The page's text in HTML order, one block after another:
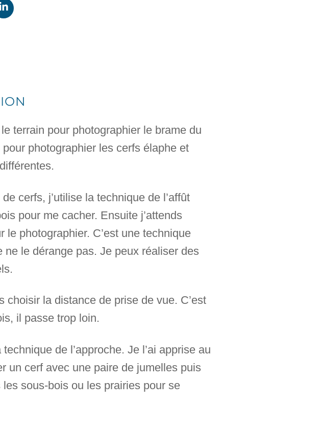
terrain pour photographier le brame du
photographier les cerfs élaphe et
cerfs, j’utilise la technique de l’affût
pour me cacher. Ensuite j’attends
le photographier. C’est une technique
ne le dérange pas. Je peux réaliser des
choisir la distance de prise de vue. C’est
il passe trop loin.
de l’approche. Je l’ai apprise au
un cerf avec une paire de jumelles puis
sous-bois ou les prairies pour se